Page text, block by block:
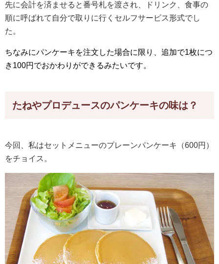
先に会計を済ませると番号札を渡され、ドリンク、食事の
順に呼ばれて自分で取りに行くセルフサービス形式でし
た。
ちなみにパンケーキを注文した場合に限り、追加で1枚につ
き100円でおかわりができるみたいです。
たねやプロデュースのパンケーキの味は？
今回、私はセットメニューのプレーンパンケーキ（600円）
をチョイス。